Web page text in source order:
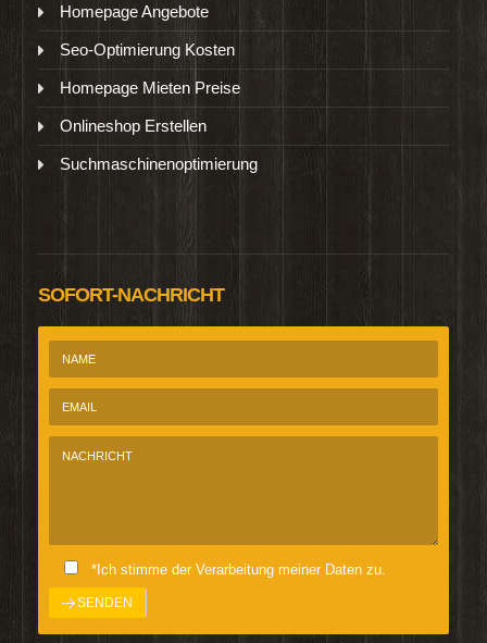
Homepage Angebote
Seo-Optimierung Kosten
Homepage Mieten Preise
Onlineshop Erstellen
Suchmaschinenoptimierung
SOFORT-NACHRICHT
*Ich stimme der Verarbeitung meiner Daten zu.